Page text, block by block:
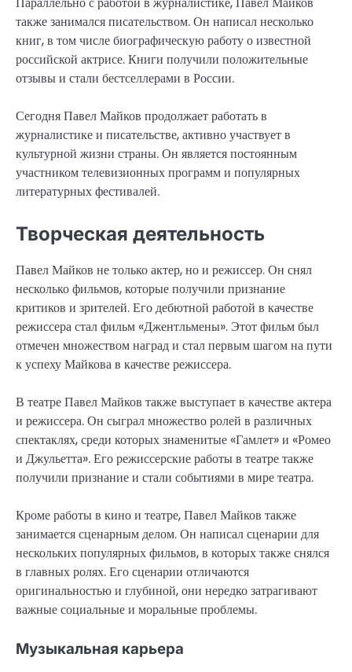
также занимался писательством. Он написал несколько
книг, в том числе биографическую работу о известной
российской актрисе. Книги получили положительные
отзывы и стали бестселлерами в России.
Сегодня Павел Майков продолжает работать в
журналистике и писательстве, активно участвует в
культурной жизни страны. Он является постоянным
участником телевизионных программ и популярных
литературных фестивалей.
Творческая деятельность
Павел Майков не только актер, но и режиссер. Он снял
несколько фильмов, которые получили признание
критиков и зрителей. Его дебютной работой в качестве
режиссера стал фильм «Джентльмены». Этот фильм был
отмечен множеством наград и стал первым шагом на пути
к успеху Майкова в качестве режиссера.
В театре Павел Майков также выступает в качестве актера
и режиссера. Он сыграл множество ролей в различных
спектаклях, среди которых знаменитые «Гамлет» и «Ромео
и Джульетта». Его режиссерские работы в театре также
получили признание и стали событиями в мире театра.
Кроме работы в кино и театре, Павел Майков также
занимается сценарным делом. Он написал сценарии для
нескольких популярных фильмов, в которых также снялся
в главных ролях. Его сценарии отличаются
оригинальностью и глубиной, они нередко затрагивают
важные социальные и моральные проблемы.
Музыкальная карьера